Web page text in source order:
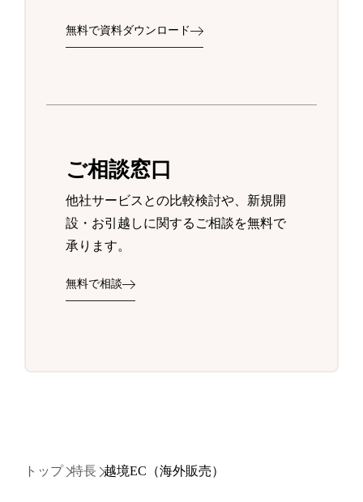
無料で資料ダウンロード
ご相談窓口
他社サービスとの比較検討や、新規開
設・お引越しに関するご相談を無料で
承ります。
無料で相談
トップ 特長 越境EC（海外販売）